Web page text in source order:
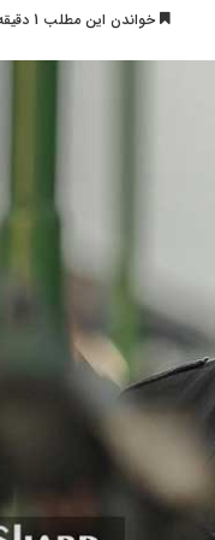
خواندن این مطلب 1 دقیقه زمان میبرد